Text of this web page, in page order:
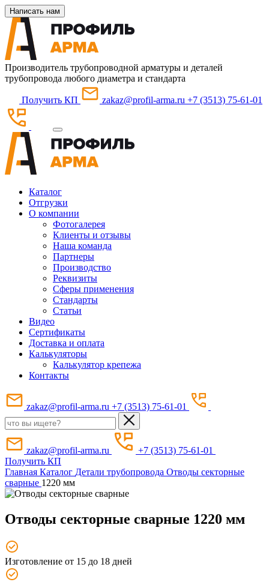
Написать нам
Производитель трубопроводной арматуры и деталей
трубопровода любого диаметра и стандарта
Получить КП zakaz@profil-arma.ru +7 (3513) 75-61-01
Каталог
Отгрузки
О компании
Фотогалерея
Клиенты и отзывы
Наша команда
Партнеры
Производство
Реквизиты
Сферы применения
Стандарты
Статьи
Видео
Сертификаты
Доставка и оплата
Калькуляторы
Калькулятор крепежа
Контакты
zakaz@profil-arma.ru +7 (3513) 75-61-01
zakaz@profil-arma.ru
+7 (3513) 75-61-01
Получить КП
Главная Каталог Детали трубопровода Отводы секторные
сварные 1220 мм
Отводы секторные сварные 1220 мм
Изготовление от 15 до 18 дней